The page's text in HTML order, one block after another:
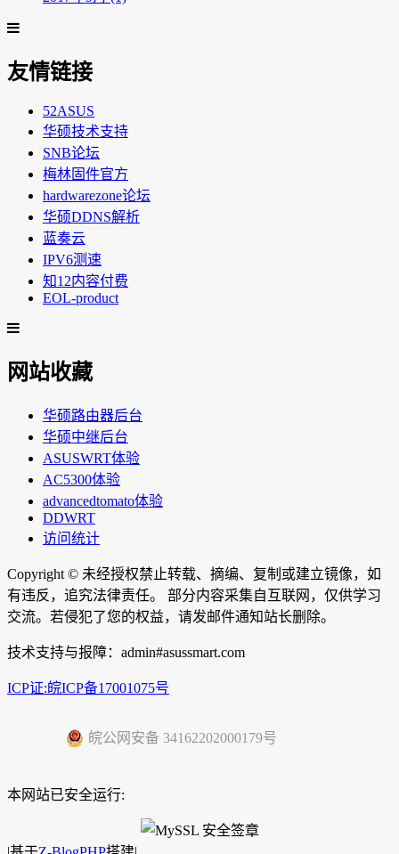
友情链接
52ASUS
华硕技术支持
SNB论坛
梅林固件官方
hardwarezone论坛
华硕DDNS解析
蓝奏云
IPV6测速
知12内容付费
EOL-product
网站收藏
华硕路由器后台
华硕中继后台
ASUSWRT体验
AC5300体验
advancedtomato体验
DDWRT
访问统计
Copyright © 未经授权禁止转载、摘编、复制或建立镜像，如
有违反，追究法律责任。 部分内容采集自互联网，仅供学习
交流。若侵犯了您的权益，请发邮件通知站长删除。
技术支持与报障：admin#asussmart.com
ICP证:皖ICP备17001075号
皖公网安备 34162202000179号
本网站已安全运行: